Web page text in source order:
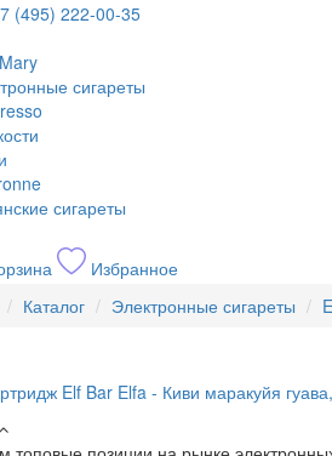
(495) 222-00-35
сигареты
сигареты
Избранное
Каталог Электронные сигареты